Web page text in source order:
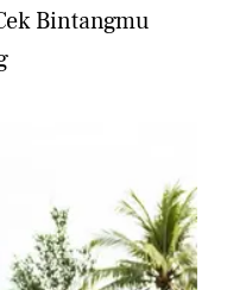
Bintangmu